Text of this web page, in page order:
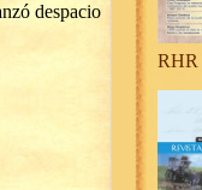
despacio
RHR